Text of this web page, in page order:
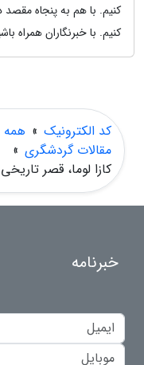
کنیم. با هم به پنجاه
کنیم. با خبرنگاران همراه
کد الکترونیک » همه
مقالات گردشگری »
کازا لوما، قصر
خبرنامه